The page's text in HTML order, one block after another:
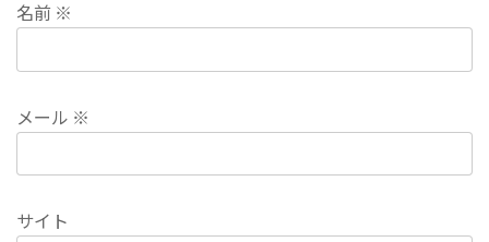
名前 ※
メール ※
サイト